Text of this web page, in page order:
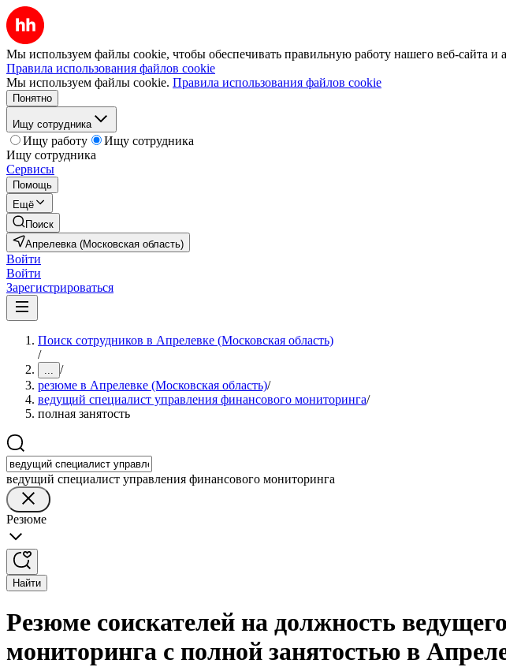
Мы используем файлы cookie, чтобы обеспечивать правильную работу нашего веб-сайта и
Правила использования файлов cookie
Мы используем файлы cookie. Правила использования файлов cookie
Понятно
Ищу сотрудника
Ищу работу
Ищу сотрудника
Ищу сотрудника
Сервисы
Помощь
Ещё
Поиск
Апрелевка (Московская область)
Войти
Войти
Зарегистрироваться
Поиск сотрудников в Апрелевке (Московская область)
/
... /
резюме в Апрелевке (Московская область)/
ведущий специалист управления финансового мониторинга/
полная занятость
ведущий специалист управления финансового мониторинга
Резюме
Найти
Резюме соискателей на должность
мониторинга с полной занятостью в